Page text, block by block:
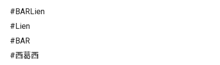
#BARLien
#Lien
#BAR
#西葛西